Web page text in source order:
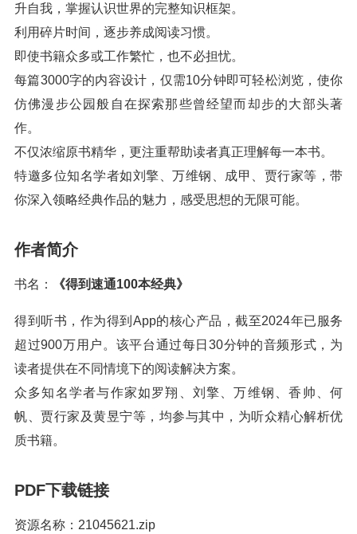
升自我，掌握认识世界的完整知识框架。
利用碎片时间，逐步养成阅读习惯。
即使书籍众多或工作繁忙，也不必担忧。
每篇3000字的内容设计，仅需10分钟即可轻松浏览，使你
仿佛漫步公园般自在探索那些曾经望而却步的大部头著
作。
不仅浓缩原书精华，更注重帮助读者真正理解每一本书。
特邀多位知名学者如刘擎、万维钢、成甲、贾行家等，带
你深入领略经典作品的魅力，感受思想的无限可能。
作者简介
书名： 《得到速通100本经典》
得到听书，作为得到App的核心产品，截至2024年已服务
超过900万用户。该平台通过每日30分钟的音频形式，为
读者提供在不同情境下的阅读解决方案。
众多知名学者与作家如罗翔、刘擎、万维钢、香帅、何
帆、贾行家及黄昱宁等，均参与其中，为听众精心解析优
质书籍。
PDF下载链接
资源名称：21045621.zip